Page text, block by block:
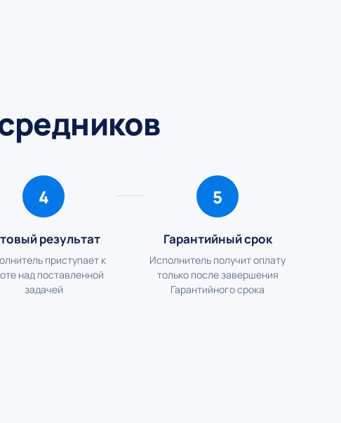
4
результат
приступает к
над поставленной
задачей
5
Гарантийный срок
Исполнитель получит оплату
только после завершения
Гарантийного срока